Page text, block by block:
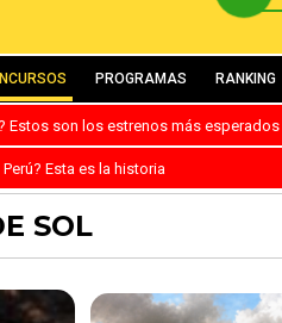
PROGRAMAS RANKING
Estos son los estrenos más esperados
Esta es la historia
SOL